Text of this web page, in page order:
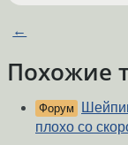
←
Похожие
Форум
плохо со